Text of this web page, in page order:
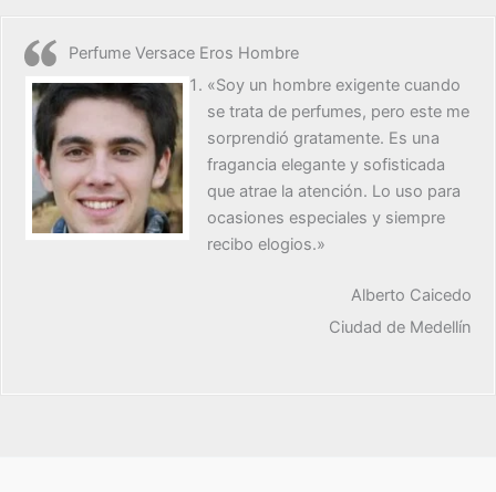
Perfume Versace Eros Hombre
«Soy un hombre exigente cuando
se trata de perfumes, pero este me
sorprendió gratamente. Es una
fragancia elegante y sofisticada
que atrae la atención. Lo uso para
ocasiones especiales y siempre
recibo elogios.»
Alberto Caicedo
Ciudad de Medellín